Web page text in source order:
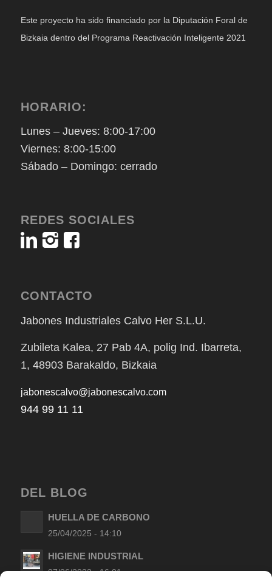
Este proyecto ha sido financiado por la Diputación Foral de
Bizkaia dentro del Programa Reactivación Inteligente 2021
HORARIO:
Lunes – Jueves: 8:00-17:00
Viernes: 8:00-15:00
Sábado – Domingo: cerrado
REDES SOCIALES
CONTACTO
Jabones Industriales Calvo Her S.L.U.
Zubileta Kalea, 27 Pab 4A, polig Ind. Ibarreta,
1, 48903 Barakaldo, Bizkaia
jabonescalvo@jabonescalvo.com
944 99 11 11
DEL BLOG
HUELLA DE CARBONO
25/04/2025 - 14:10
HIGIENE INDUSTRIAL
07/06/2022 - 16:01